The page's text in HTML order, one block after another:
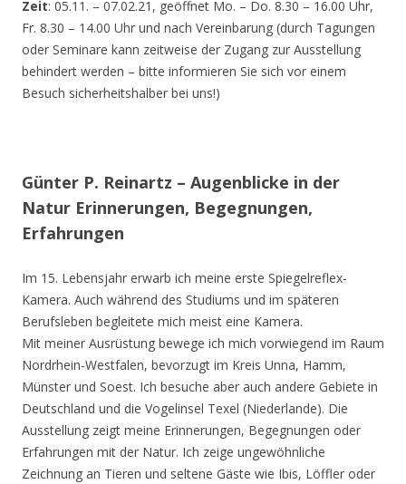
Zeit: 05.11. – 07.02.21, geöffnet Mo. – Do. 8.30 – 16.00 Uhr,
Fr. 8.30 – 14.00 Uhr und nach Vereinbarung (durch Tagungen
oder Seminare kann zeitweise der Zugang zur Ausstellung
behindert werden – bitte informieren Sie sich vor einem
Besuch sicherheitshalber bei uns!)
Günter P. Reinartz – Augenblicke in der
Natur Erinnerungen, Begegnungen,
Erfahrungen
Im 15. Lebensjahr erwarb ich meine erste Spiegelreflex-
Kamera. Auch während des Studiums und im späteren
Berufsleben begleitete mich meist eine Kamera.
Mit meiner Ausrüstung bewege ich mich vorwiegend im Raum
Nordrhein-Westfalen, bevorzugt im Kreis Unna, Hamm,
Münster und Soest. Ich besuche aber auch andere Gebiete in
Deutschland und die Vogelinsel Texel (Niederlande). Die
Ausstellung zeigt meine Erinnerungen, Begegnungen oder
Erfahrungen mit der Natur. Ich zeige ungewöhnliche
Zeichnung an Tieren und seltene Gäste wie Ibis, Löffler oder